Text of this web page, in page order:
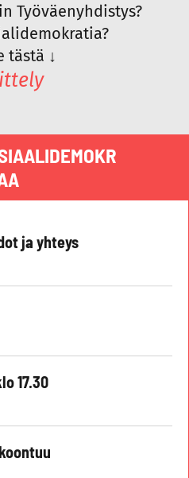
Työväenyhdistys?
tästä ↓
ja yhteys
17.30